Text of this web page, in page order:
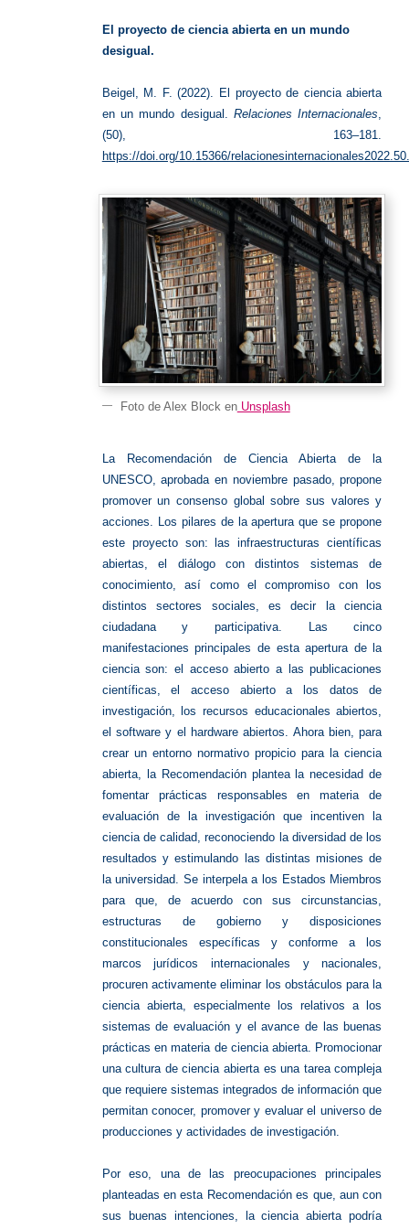
El proyecto de ciencia abierta en un mundo
desigual.
Beigel, M. F. (2022). El proyecto de ciencia abierta
en un mundo desigual. Relaciones Internacionales,
(50), 163–181.
https://doi.org/10.15366/
Foto de Alex Block enUnsplash
La Recomendación de Ciencia Abierta de la
UNESCO, aprobada en noviembre pasado, propone
promover un consenso global sobre sus valores y
acciones. Los pilares de la apertura que se propone
este proyecto son: las infraestructuras científicas
abiertas, el diálogo con distintos sistemas de
conocimiento, así como el compromiso con los
distintos sectores sociales, es decir la ciencia
ciudadana y participativa. Las cinco
manifestaciones principales de esta apertura de la
ciencia son: el acceso abierto a las publicaciones
científicas, el acceso abierto a los datos de
investigación, los recursos educacionales abiertos,
el software y el hardware abiertos. Ahora bien, para
crear un entorno normativo propicio para la ciencia
abierta, la Recomendación plantea la necesidad de
fomentar prácticas responsables en materia de
evaluación de la investigación que incentiven la
ciencia de calidad, reconociendo la diversidad de los
resultados y estimulando las distintas misiones de
la universidad. Se interpela a los Estados Miembros
para que, de acuerdo con sus circunstancias,
estructuras de gobierno y disposiciones
constitucionales específicas y conforme a los
marcos jurídicos internacionales y nacionales,
procuren activamente eliminar los obstáculos para la
ciencia abierta, especialmente los relativos a los
sistemas de evaluación y el avance de las buenas
prácticas en materia de ciencia abierta. Promocionar
una cultura de ciencia abierta es una tarea compleja
que requiere sistemas integrados de información que
permitan conocer, promover y evaluar el universo de
producciones y actividades de investigación.
Por eso, una de las preocupaciones principales
planteadas en esta Recomendación es que, aun con
sus buenas intenciones, la ciencia abierta podría